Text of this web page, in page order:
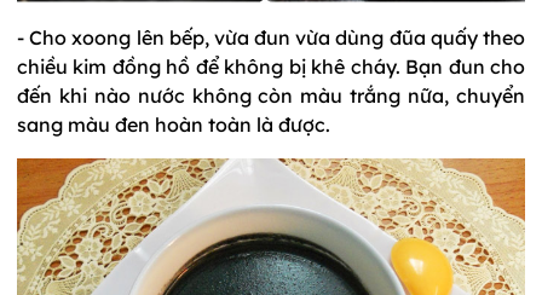
- Cho xoong lên bếp, vừa đun vừa dùng đũa quấy theo
chiều kim đồng hồ để không bị khê cháy. Bạn đun cho
đến khi nào nước không còn màu trắng nữa, chuyển
sang màu đen hoàn toàn là được.